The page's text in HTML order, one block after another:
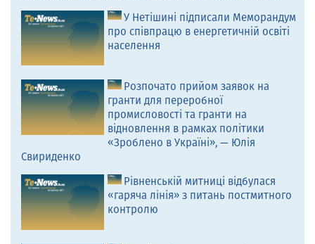
У Нетішині підписали Меморандум
про співпрацю в енергетичній освіті
населення
Розпочато прийом заявок на
гранти для переробної
промисловості та гранти на
відновлення в рамках політики
«Зроблено в Україні», — Юлія
Свириденко
Рівненській митниці відбулася
«гаряча лінія» з питань постмитного
контролю